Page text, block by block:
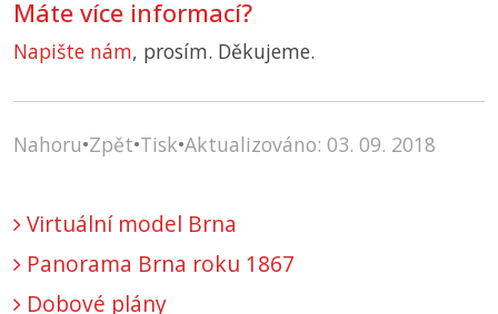
Máte více informací?
Napište nám, prosím. Děkujeme.
Nahoru•Zpět•Tisk•Aktualizováno: 03. 09. 2018
Virtuální model Brna
Panorama Brna roku 1867
Dobové plány